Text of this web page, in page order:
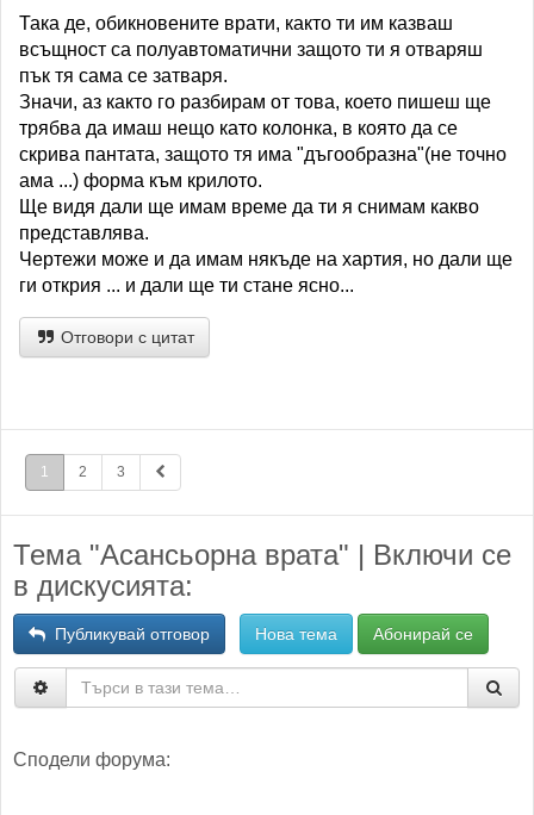
Така де, обикновените врати, както ти им казваш
всъщност са полуавтоматични защото ти я отваряш
пък тя сама се затваря.
Значи, аз както го разбирам от това, което пишеш ще
трябва да имаш нещо като колонка, в която да се
скрива пантата, защото тя има "дъгообразна"(не точно
ама ...) форма към крилото.
Ще видя дали ще имам време да ти я снимам какво
представлява.
Чертежи може и да имам някъде на хартия, но дали ще
ги открия ... и дали ще ти стане ясно...
Отговори с цитат
1 2 3
Тема "Асансьорна врата" | Включи се
в дискусията:
Публикувай отговор Нова тема Абонирай се
Сподели форума: